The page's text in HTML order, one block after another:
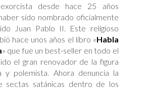
desde hace 25 años
sido nombrado oficialmente
Juan Pablo II. Este religioso
hace unos años el libro «Habla
» que fue un best-seller en todo el
el gran renovador de la figura
y polemista. Ahora denuncia la
sectas satánicas dentro de los